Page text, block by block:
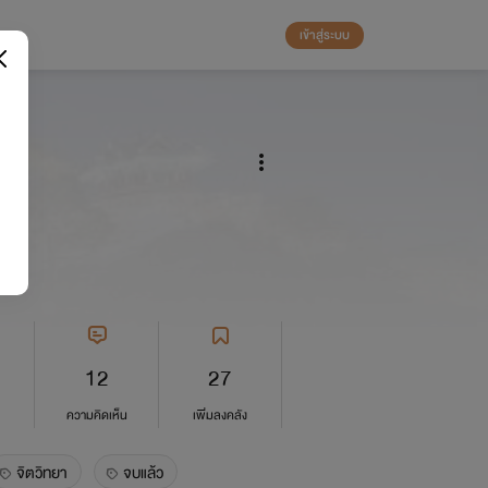
เข้าสู่ระบบ
12
ความคิดเห็น
27
เพิ่มลงคลัง
จิตวิทยา จบแล้ว